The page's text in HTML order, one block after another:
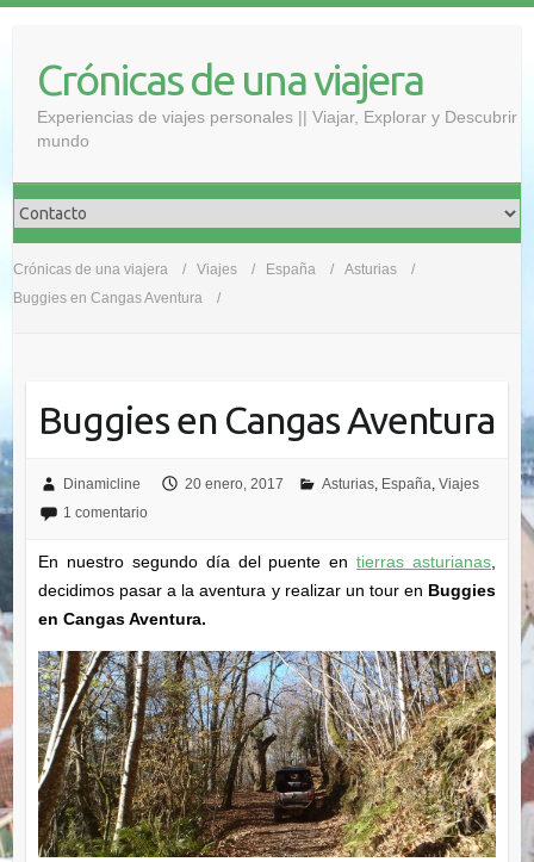
contenidoCrónicas de una viajera
Experiencias de viajes personales || Viajar, Explorar y Descubrir
mundo
Crónicas de una viajera Viajes España
Asturias
Buggies en Cangas Aventura
Buggies en Cangas Aventura
Dinamicline 20 enero, 2017 Asturias, España, Viajes
1 comentario
En nuestro segundo día del puente entierras asturianas
decidimos pasar a la aventura y realizar un tour en Buggies
en Cangas Aventura.